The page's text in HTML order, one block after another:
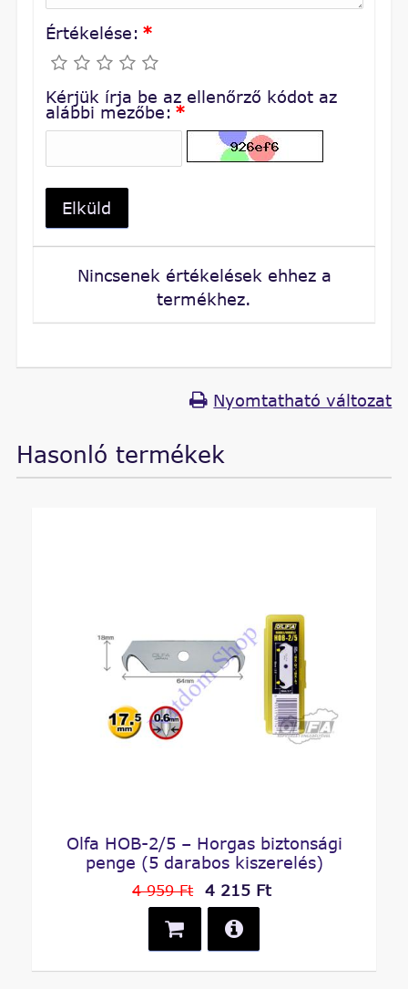
Értékelése: *
Kérjük írja be az ellenőrző kódot az
alábbi mezőbe: *
Elküld
Nincsenek értékelések ehhez a
termékhez.
Nyomtatható változat
Hasonló termékek
Olfa HOB-2/5 – Horgas biztonsági
penge (5 darabos kiszerelés)
4 959 Ft 4 215 Ft